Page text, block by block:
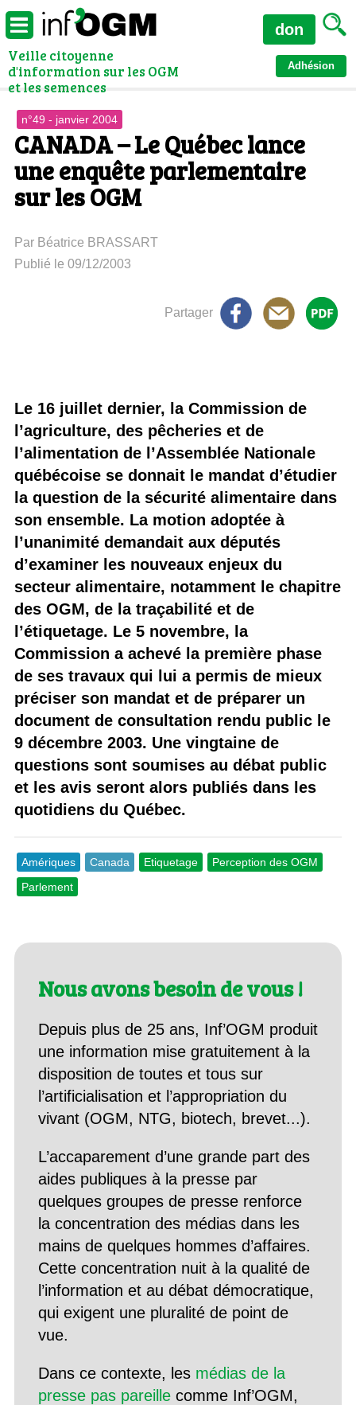
Veille citoyenne
d'information sur les OGM
et les semences
Adhésion
don
n°49 - janvier 2004
CANADA – Le Québec lance
une enquête parlementaire
sur les OGM
Par Béatrice BRASSART
Publié le 09/12/2003
Partager
Le 16 juillet dernier, la Commission de
l’agriculture, des pêcheries et de
l’alimentation de l’Assemblée Nationale
québécoise se donnait le mandat d’étudier
la question de la sécurité alimentaire dans
son ensemble. La motion adoptée à
l’unanimité demandait aux députés
d’examiner les nouveaux enjeux du
secteur alimentaire, notamment le chapitre
des OGM, de la traçabilité et de
l’étiquetage. Le 5 novembre, la
Commission a achevé la première phase
de ses travaux qui lui a permis de mieux
préciser son mandat et de préparer un
document de consultation rendu public le
9 décembre 2003. Une vingtaine de
questions sont soumises au débat public
et les avis seront alors publiés dans les
quotidiens du Québec.
Amériques Canada Etiquetage
Perception des OGM
Parlement
Nous avons besoin de vous !
Depuis plus de 25 ans, Inf’OGM produit
une information mise gratuitement à la
disposition de toutes et tous sur
l’artificialisation et l’appropriation du
vivant (OGM, NTG, biotech, brevet...).
L’accaparement d’une grande part des
aides publiques à la presse par
quelques groupes de presse renforce
la concentration des médias dans les
mains de quelques hommes d’affaires.
Cette concentration nuit à la qualité de
l’information et au débat démocratique,
qui exigent une pluralité de point de
vue.
Dans ce contexte, les médias de la
presse pas pareillecomme Inf’OGM,